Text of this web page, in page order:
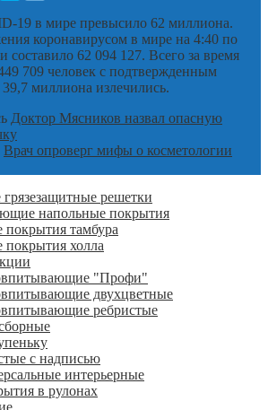
19 в мире превысило 62 миллиона.
коронавирусом в мире на 4:40 по
составило 62 094 127. Всего за время
709 человек с подтвержденным
миллиона излечились.
Доктор Мясников назвал опасную
Врач опроверг мифы о косметологии
решетки
напольные покрытия
покрытия тамбура
покрытия холла
"Профи"
двухцветные
ребристые
с надписью
интерьерные
в рулонах